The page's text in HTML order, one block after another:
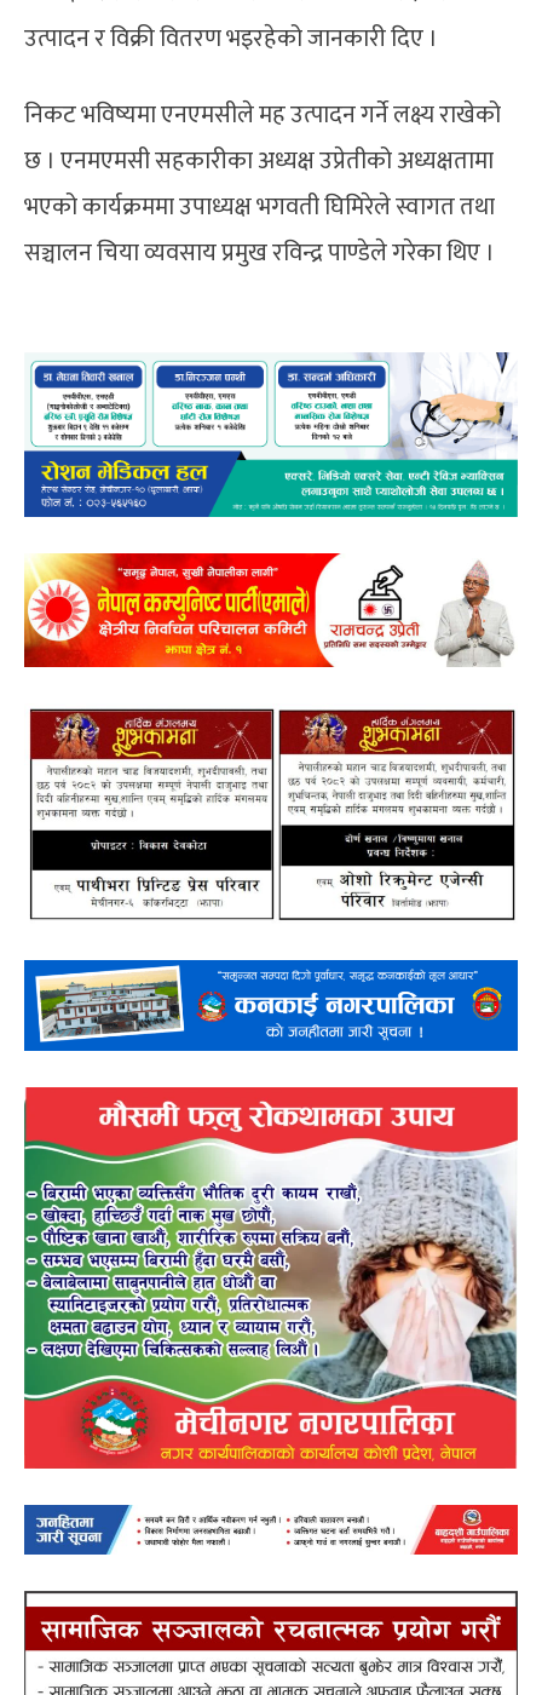
उत्पादन र विक्री वितरण भइरहेको जानकारी दिए ।
निकट भविष्यमा एनएमसीले मह उत्पादन गर्ने लक्ष्य राखेको
छ । एनमएमसी सहकारीका अध्यक्ष उप्रेतीको अध्यक्षतामा
भएको कार्यक्रममा उपाध्यक्ष भगवती घिमिरेले स्वागत तथा
सञ्चालन चिया व्यवसाय प्रमुख रविन्द्र पाण्डेले गरेका थिए ।